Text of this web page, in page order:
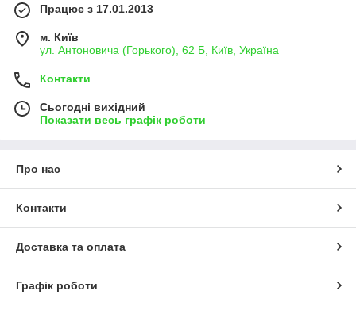
Працює з 17.01.2013
м. Київ
ул. Антоновича (Горького), 62 Б, Київ, Україна
Контакти
Сьогодні вихідний
Показати весь графік роботи
Про нас
Контакти
Доставка та оплата
Графік роботи